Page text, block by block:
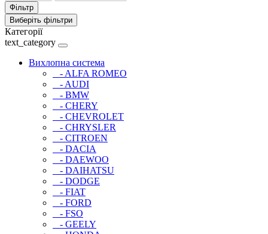
Фільтр
Виберіть фільтри
Категорії
text_category
Вихлопна система
- ALFA ROMEO
- AUDI
- BMW
- CHERY
- CHEVROLET
- CHRYSLER
- CITROEN
- DACIA
- DAEWOO
- DAIHATSU
- DODGE
- FIAT
- FORD
- FSO
- GEELY